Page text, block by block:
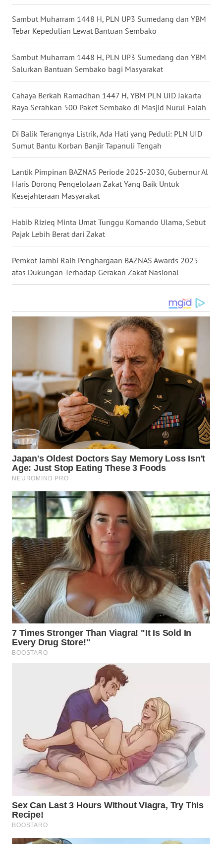
Sambut Muharram 1448 H, PLN UP3 Sumedang dan YBM
Tebar Kepedulian Lewat Bantuan Sembako
Sambut Muharram 1448 H, PLN UP3 Sumedang dan YBM
Salurkan Bantuan Sembako bagi Masyarakat
Cahaya Berkah Ramadhan 1447 H, YBM PLN UID Jakarta
Raya Serahkan 500 Paket Sembako di Masjid Nurul Falah
Di Balik Terangnya Listrik, Ada Hati yang Peduli: PLN UID
Sumut Bantu Korban Banjir Tapanuli Tengah
Lantik Pimpinan BAZNAS Periode 2025-2030, Gubernur Al
Haris Dorong Pengelolaan Zakat Yang Baik Untuk
Kesejahteraan Masyarakat
Habib Rizieq Minta Umat Tunggu Komando Ulama, Sebut
Pajak Lebih Berat dari Zakat
Pemkot Jambi Raih Penghargaan BAZNAS Awards 2025
atas Dukungan Terhadap Gerakan Zakat Nasional
MALUKU
WN
MALUT
WN
WN
DANAU
WN
WN
LANGKAT
WN
TAPANULI
SELATAN
WN
TANJUNG
WN
WN
LABUHANBATU
WN
TAPANULI
TENGAH
WN DELI
WN
TEBING
TINGGI
WN
PAKPAK
WN
KARAWANG
WN
BEKASI
WN
TAPANULI
UTARA
WN
SAMOSIR
WN
PADANG